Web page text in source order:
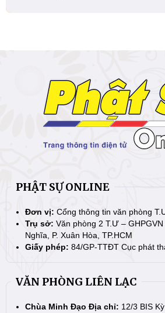
PHẬT SỰ ONLINE
Đơn vị: Cổng thông tin văn phòng
Trụ sở: Văn phòng 2 T.Ư –
Nghĩa, P. Xuân Hòa, TP.HCM
Giấy phép: 84/GP-TTĐT Cục phát
VĂN PHÒNG LIÊN LẠC
Chùa Minh Đạo Địa chỉ: 12/3 BIS